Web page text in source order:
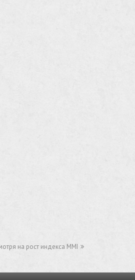
на рост индекса MMI